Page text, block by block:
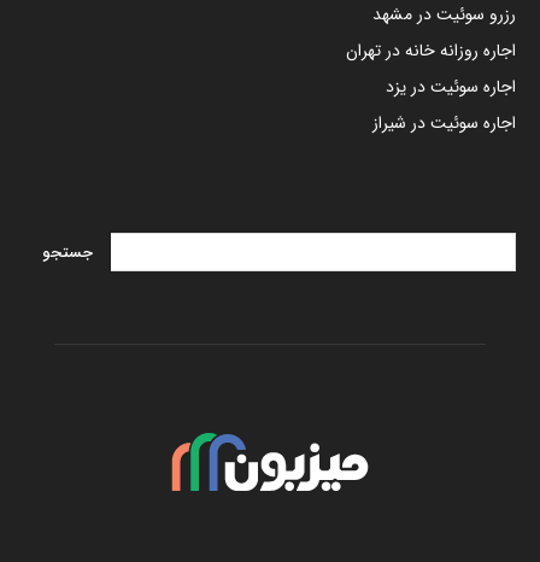
رزرو سوئیت در مشهد
اجاره روزانه خانه در تهران
اجاره سوئیت در یزد
اجاره سوئیت در شیراز